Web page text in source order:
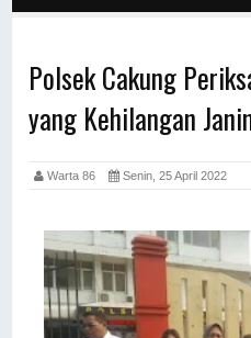
Polsek Cakung
yang Kehilangan
Warta 86 Senin, 25 April 2022